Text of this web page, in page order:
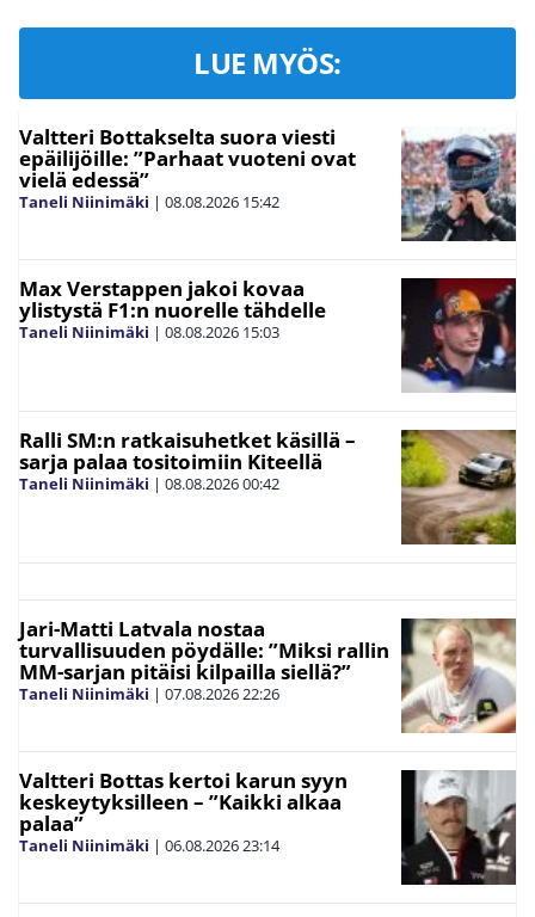
LUE MYÖS:
Valtteri Bottakselta suora viesti
epäilijöille: ”Parhaat vuoteni ovat
vielä edessä”
Taneli Niinimäki | 08.08.2026 15:42
Max Verstappen jakoi kovaa
ylistystä F1:n nuorelle tähdelle
Taneli Niinimäki | 08.08.2026 15:03
Ralli SM:n ratkaisuhetket käsillä –
sarja palaa tositoimiin Kiteellä
Taneli Niinimäki | 08.08.202600:42
Jari-Matti Latvala nostaa
turvallisuuden pöydälle: ”Miksi rallin
MM-sarjan pitäisi kilpailla siellä?”
Taneli Niinimäki | 07.08.202622:26
Valtteri Bottas kertoi karun syyn
keskeytyksilleen – ”Kaikki alkaa
palaa”
Taneli Niinimäki | 06.08.202623:14